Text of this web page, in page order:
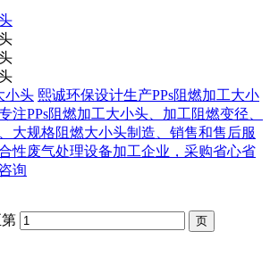
小头 熙诚环保设计生产PPs阻燃加工大小
注PPs阻燃加工大小头、加工阻燃变径、
大规格阻燃大小头制造、销售和售后服
性废气处理设备加工企业，采购省心省
询